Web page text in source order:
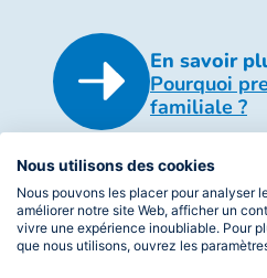
En savoir
Pourquoi
familiale ?
Quelle
choisir
Nous utilisons des cookies
Nous pouvons les placer pour analyser
améliorer notre site Web, afficher un
vivre une expérience inoubliable. Pour
que nous utilisons, ouvrez les